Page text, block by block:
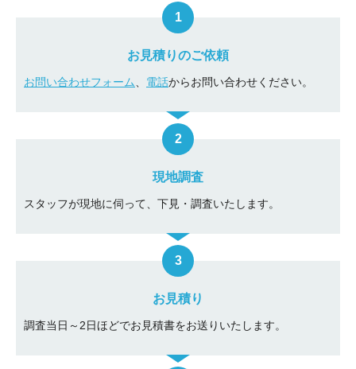
お見積りのご依頼
お問い合わせフォーム 電話からお問い合わせください。
現地調査
スタッフが現地に伺って、下見・調査いたします。
お見積り
調査当日～2日ほどでお見積書をお送りいたします。